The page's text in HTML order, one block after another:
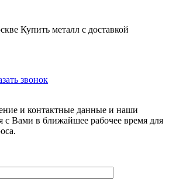
Купить металл с доставкой
звонок
и контактные данные и наши
с Вами в ближайшее рабочее время для